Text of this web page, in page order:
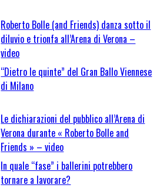
Roberto Bolle (and Friends) danza sotto il
diluvio e trionfa all’Arena di Verona –
video
“Dietro le quinte” del Gran Ballo Viennese
di Milano
Le dichiarazioni del pubblico all’Arena di
Verona durante « Roberto Bolle and
Friends » – video
In quale “fase” i ballerini potrebbero
tornare a lavorare?